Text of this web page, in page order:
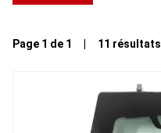
Page 1 de 1 | 11 résultats